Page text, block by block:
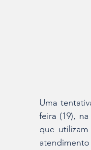
Uma
feira (19),
que